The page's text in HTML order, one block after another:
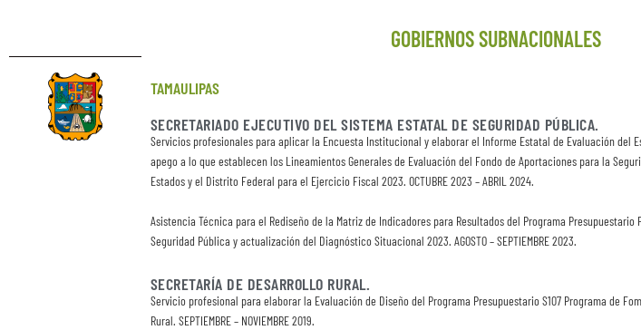
GOBIERNOS SUBNACIONALES
TAMAULIPAS
SECRETARIADO EJECUTIVO DEL SISTEMA ESTATAL DE SEGURIDAD PÚBLICA.
Servicios profesionales para aplicar la Encuesta Institucional y elaborar el Informe Estatal de Evaluación del
apego a lo que establecen los Lineamientos Generales de Evaluación del Fondo de Aportaciones para la
Estados y el Distrito Federal para el Ejercicio Fiscal 2023. OCTUBRE 2023 – ABRIL 2024.
Asistencia Técnica para el Rediseño de la Matriz de Indicadores para Resultados del Programa Presupuestario
Seguridad Pública y actualización del Diagnóstico Situacional 2023. AGOSTO – SEPTIEMBRE 2023.
SECRETARÍA DE DESARROLLO RURAL.
Servicio profesional para elaborar la Evaluación de Diseño del Programa Presupuestario S107 Programa de
Rural. SEPTIEMBRE – NOVIEMBRE 2019.